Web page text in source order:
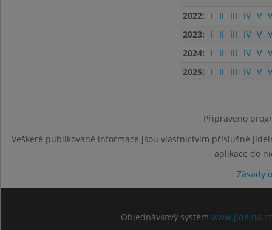
2022:
I II III IV V
2023:
I II III IV V
2024:
I II III IV V
2025:
I II III IV V
Připraveno
Veškeré publikované informace jsou vlastnictvím příslušné
aplikace do
Zásady
Objednávkový systém www.jidelna.cz